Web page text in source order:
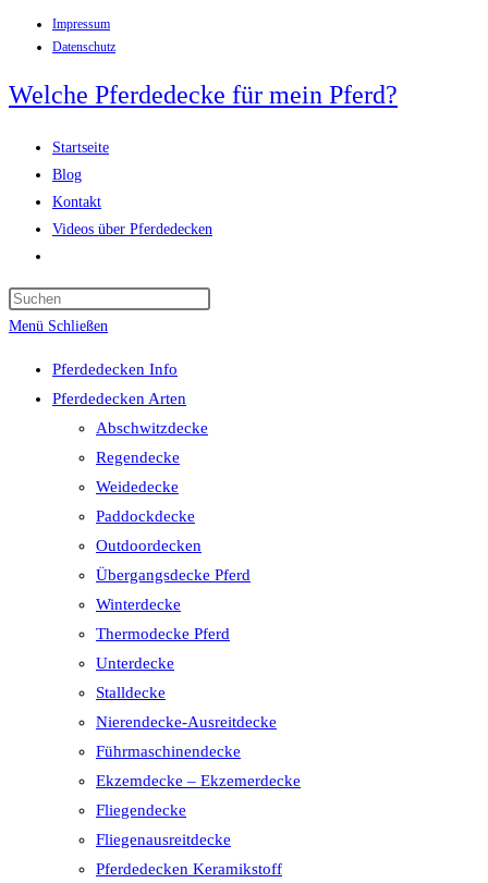
Inhalt
Impressum
Datenschutz
Welche Pferdedecke für mein Pferd?
Startseite
Blog
Kontakt
Videos über Pferdedecken
umschalten
Menü Schließen
Pferdedecken Info
Pferdedecken Arten
Abschwitzdecke
Regendecke
Weidedecke
Paddockdecke
Outdoordecken
Übergangsdecke Pferd
Winterdecke
Thermodecke Pferd
Unterdecke
Stalldecke
Nierendecke-Ausreitdecke
Führmaschinendecke
Ekzemdecke – Ekzemerdecke
Fliegendecke
Fliegenausreitdecke
Pferdedecken Keramikstoff